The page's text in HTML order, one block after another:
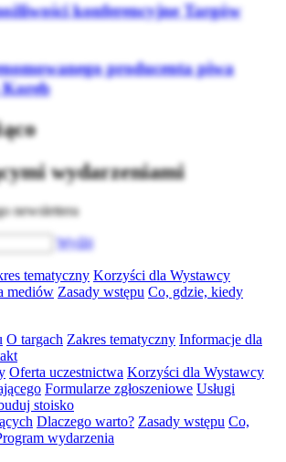
konferencyjne Targów
producenta piwa
Koreb
wydarzeniami
newslettera
Wyślij
tematyczny Korzyści dla Wystawcy
mediów Zasady wstępu Co, gdzie, kiedy
O targach Zakres tematyczny Informacje dla
Oferta uczestnictwa Korzyści dla Wystawcy
Formularze zgłoszeniowe Usługi
stoisko
Dlaczego warto? Zasady wstępu Co,
wydarzenia